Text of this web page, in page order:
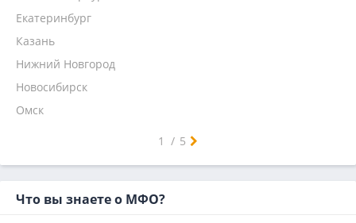
Мгновенный
Наличными
Кредит плюс
Займиго
Главфинанс
Микроклад
Екатеринбург
Казань
Нижний Новгород
Новосибирск
Омск
1 / 5
Что вы знаете о МФО?